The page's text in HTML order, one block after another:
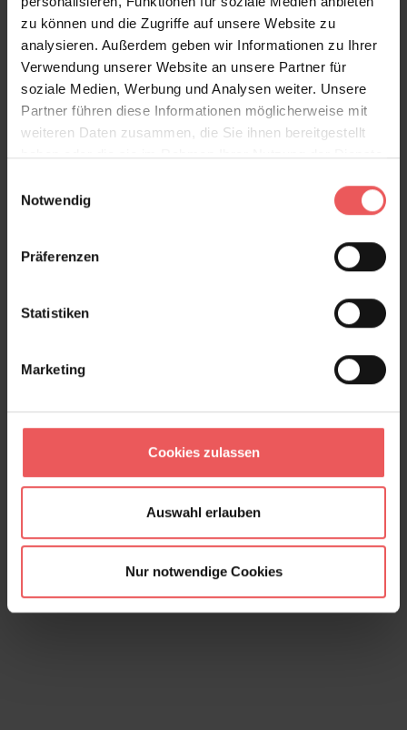
zu können und die Zugriffe auf unsere Website zu
analysieren. Außerdem geben wir Informationen zu Ihrer
Verwendung unserer Website an unsere Partner für
soziale Medien, Werbung und Analysen weiter. Unsere
Partner führen diese Informationen möglicherweise mit
weiteren Daten zusammen, die Sie ihnen bereitgestellt
haben oder die sie im Rahmen Ihrer Nutzung der Dienste
Notwendig
Präferenzen
Statistiken
Marketing
Cookies zulassen
Auswahl erlauben
Nur notwendige Cookies
Gladis Imperial, col. 03